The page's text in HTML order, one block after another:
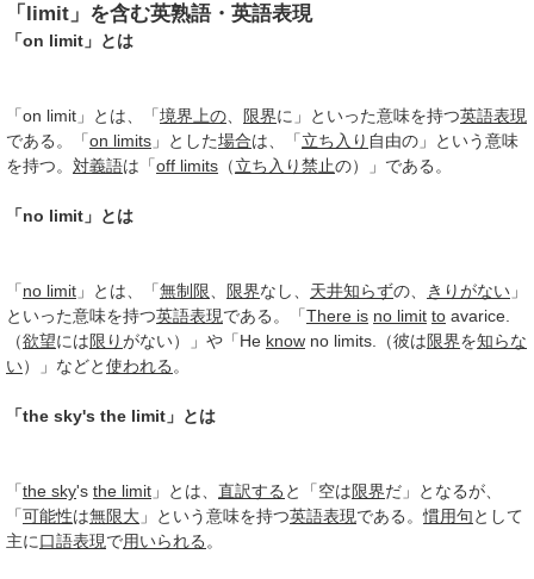
「limit」を含む英熟語・英語表現
「on limit」とは
「on limit」とは、「境界 上の 限界に」といった意味を持つ英語表現
である。「on limits 」とした場合は、「立ち入り 自由の」という意味
を持つ。 対義語は「off limits （立ち入り禁止の）」である。
「no limit」とは
「no limit 」とは、「無制限 限界なし、 天井知らずの、 きりがない 」
といった意味を持つ英語表現である。「There is no limit to avarice.
（欲望には限りがない）」や「He know no limits.（彼は限界を知らな
い）」などと使われる 。
「the sky's the limit」とは
「the sky's the limit 」とは、 直訳する と「空は限界だ」となるが、
「可能性は無限大 」という意味を持つ英語表現である。慣用句として
主に口語表現で用いられる 。